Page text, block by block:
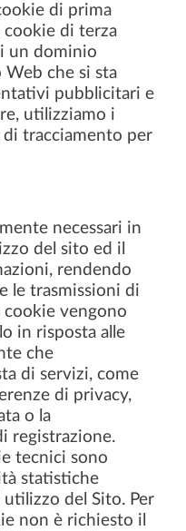
di prima
di terza
un dominio
che si sta
pubblicitari e
utilizziamo i
tracciamento per
necessari in
del sito ed il
rendendo
le trasmissioni di
vengono
in risposta alle
che
di servizi, come
di privacy,
o la
registrazione.
tecnici sono
statistiche
del Sito. Per
non è richiesto il